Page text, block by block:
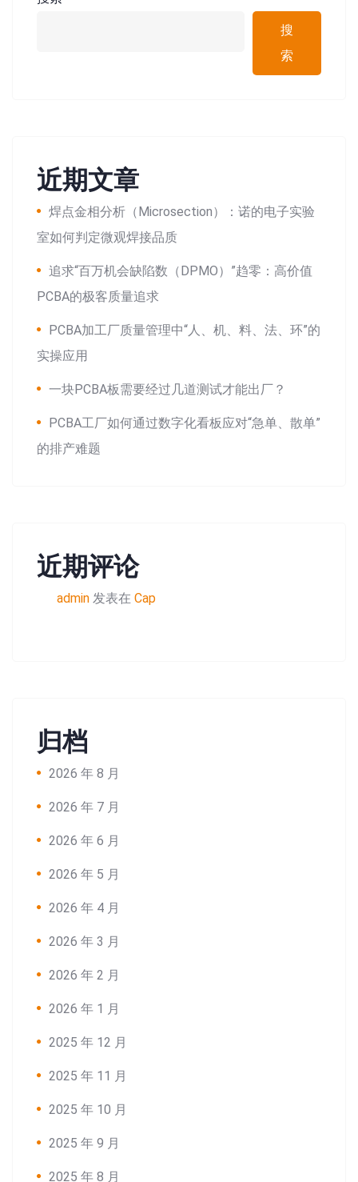
搜
索
近期文章
焊点金相分析（Microsection）：诺的电子实验
室如何判定微观焊接品质
追求“百万机会缺陷数（DPMO）”趋零：高价值
PCBA的极客质量追求
PCBA加工厂质量管理中“人、机、料、法、环”的
实操应用
一块PCBA板需要经过几道测试才能出厂？
PCBA工厂如何通过数字化看板应对“急单、散单”
的排产难题
近期评论
admin 发表在 Cap
归档
2026 年 8 月
2026 年 7 月
2026 年 6 月
2026 年 5 月
2026 年 4 月
2026 年 3 月
2026 年 2 月
2026 年 1 月
2025 年 12 月
2025 年 11 月
2025 年 10 月
2025 年 9 月
2025 年 8 月